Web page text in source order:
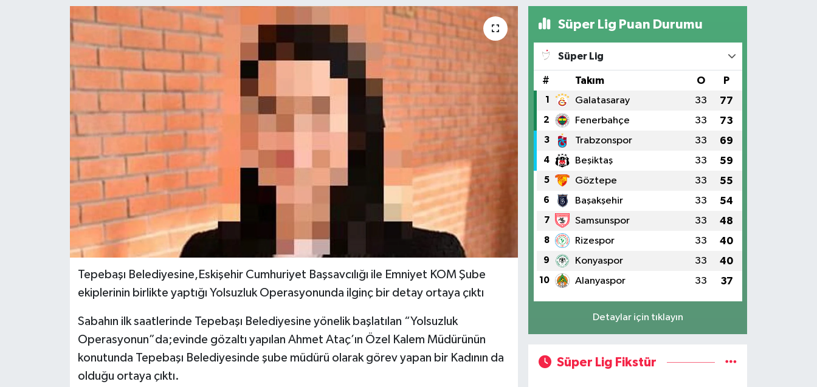
Tepebaşı Belediyesine,Eskişehir Cumhuriyet Başsavcılığı ile Emniyet KOM Şube
ekiplerinin birlikte yaptığı Yolsuzluk Operasyonunda ilginç bir detay ortaya çıktı
Sabahın ilk saatlerinde Tepebaşı Belediyesine yönelik başlatılan “Yolsuzluk
Operasyonun”da;evinde gözaltı yapılan Ahmet Ataç’ın Özel Kalem Müdürünün
konutunda Tepebaşı Belediyesinde şube müdürü olarak görev yapan bir Kadının da
olduğu ortaya çıktı.
Süper Lig Puan Durumu
Süper Lig
# Takım O P
1 Galatasaray 33 77
2 Fenerbahçe 33 73
3 Trabzonspor 33 69
4 Beşiktaş 33 59
5 Göztepe 33 55
6 Başakşehir 33 54
7 Samsunspor 33 48
8 Rizespor 33 40
9 Konyaspor 33 40
10 Alanyaspor 33 37
Detaylar için tıklayın
Süper Lig Fikstür